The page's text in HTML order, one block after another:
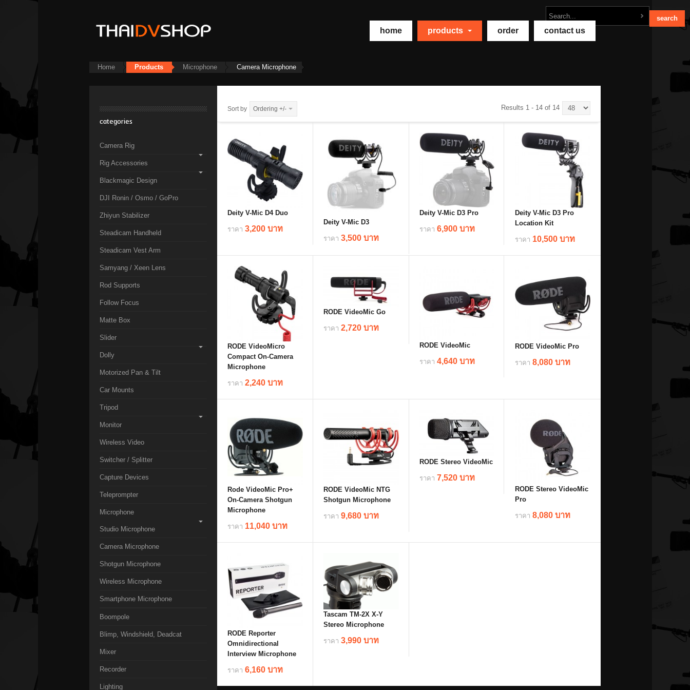
home products order contact us
Home Products Microphone Camera Microphone
Sort by Ordering +/- Results 1 - 14 of 14
Deity V-Mic D4 Duo
ราคา 3,200 บาท
Deity V-Mic D3
ราคา 3,500 บาท
Deity V-Mic D3 Pro
ราคา 6,900 บาท
Deity V-Mic D3 Pro
Location Kit
ราคา 10,500 บาท
RODE VideoMicro
Compact On-Camera
Microphone
ราคา 2,240 บาท
details
RODE VideoMic Go
ราคา 2,720 บาท
RODE VideoMic
ราคา 4,640 บาท
RODE VideoMic Pro
ราคา8,080 บาท
Rode VideoMic Pro+
On-Camera Shotgun
Microphone
ราคา 11,040 บาท
RODE VideoMic NTG
Shotgun Microphone
ราคา 9,680 บาท
RODE Stereo VideoMic
ราคา 7,520 บาท
RODE Stereo VideoMic
Pro
ราคา8,080 บาท
RODE Reporter
Omnidirectional
Interview Microphone
ราคา 6,160 บาท
Tascam TM-2X X-Y
Stereo Microphone
ราคา 3,990 บาท
categories
Camera Rig
Rig Accessories
Blackmagic Design
DJI Ronin / Osmo / GoPro
Zhiyun Stabilizer
Steadicam Handheld
Steadicam Vest Arm
Samyang / Xeen Lens
Rod Supports
Follow Focus
Matte Box
Slider
Dolly
Motorized Pan & Tilt
Car Mounts
Tripod
Monitor
Wireless Video
Switcher / Splitter
Capture Devices
Teleprompter
Microphone
Studio Microphone
Camera Microphone
Shotgun Microphone
Wireless Microphone
Smartphone Microphone
Boompole
Blimp, Windshield, Deadcat
Mixer
Recorder
Lighting